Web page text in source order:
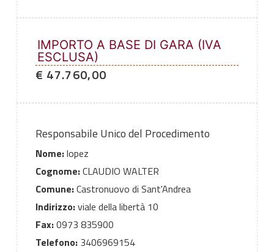
IMPORTO A BASE DI GARA (IVA
ESCLUSA)
€ 47.760,00
Responsabile Unico del Procedimento
Nome:lopez
Cognome:CLAUDIO WALTER
Comune:Castronuovo di Sant'Andrea
Indirizzo:viale della libertà 10
Fax:0973 835900
Telefono:3406969154